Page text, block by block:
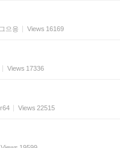
으응 Views 16169
Views 17336
Views 22515